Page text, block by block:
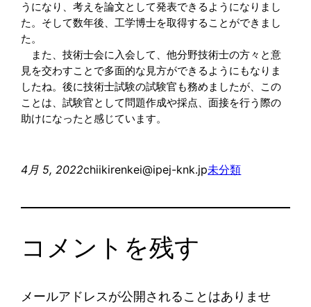
うになり、考えを論文として発表できるようになりまし
た。そして数年後、工学博士を取得することができまし
た。
また、技術士会に入会して、他分野技術士の方々と意
見を交わすことで多面的な見方ができるようにもなりま
したね。後に技術士試験の試験官も務めましたが、この
ことは、試験官として問題作成や採点、面接を行う際の
助けになったと感じています。
4月 5, 2022chiikirenkei@ipej-knk.jp未分類
コメントを残す
メールアドレスが公開されることはありませ